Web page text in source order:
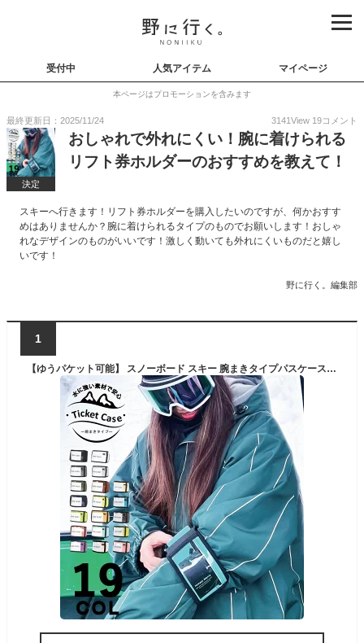
受付中 人気アイテム マイページ
本ページはプロモーションを含みます
最終更新日：2025/11/24 3141View 19コメント
決定
おしゃれで外れにくい！腕に着けられる
リフト券ホルダーのおすすめを教えて！
スキーへ行きます！リフト券ホルダーを購入したいのですが、何かおすす
めはありませんか？腕に着けられるタイプのものでお願いします！おしゃ
れなデザインのものがいいです！激しく動いても外れにくいものだと嬉し
いです！
野に行く。編集部
1
【ゆうパケット可能】 スノーボード スキー 腕まきタイプパスケース無地 メンズ レディース snj-101 リフト券入れ 腕まきタイプ パスホルダー パスケース チケット入れ